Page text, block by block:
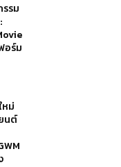
รม
อร์ม
หม่
นต์